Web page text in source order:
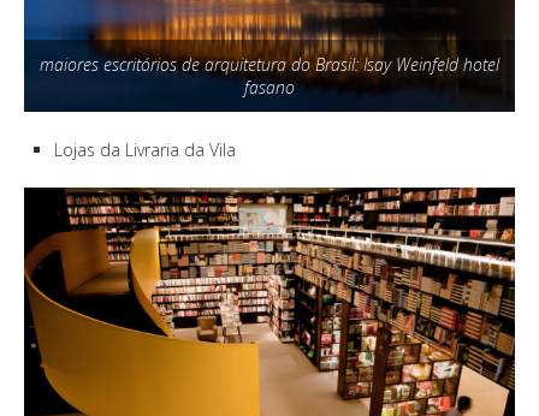
maiores escritórios de arquitetura do Brasil: Isay Weinfeld hotel
fasano
Lojas da Livraria da Vila